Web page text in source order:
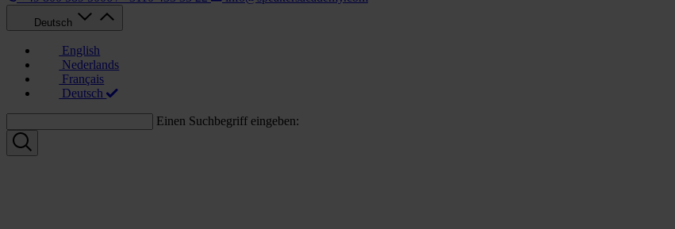
Deutsch
English
Nederlands
Français
Deutsch
Einen Suchbegriff eingeben: